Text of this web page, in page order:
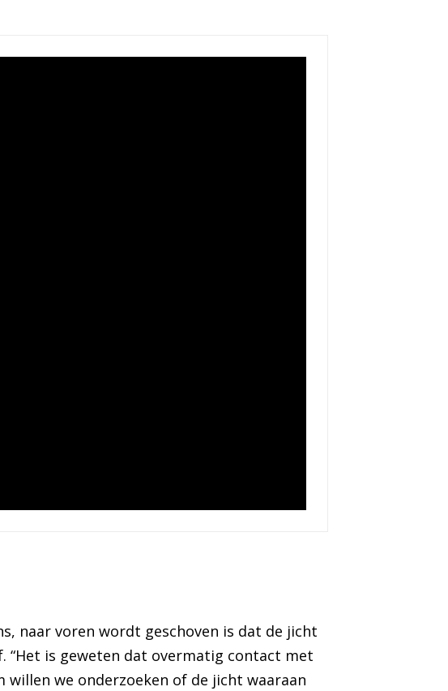
naar voren wordt geschoven is dat de jicht
“Het is geweten dat overmatig contact met
we onderzoeken of de jicht waaraan